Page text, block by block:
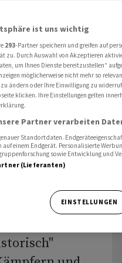
Nacht im Überblick
- Die
Selenskyj hat
der
ist uns wichtig
293-Partner speichern und greifen auf
zu. Durch Auswahl von Akzeptieren
um Ihnen Dienste bereitzustellen“
möglicherweise nicht mehr so
ändern oder Ihre Einwilligung zu
klicken. Ihre Einstellungen gelten
Partner verarbeiten
Standortdaten.
einem Endgerät. Personalisierte
sowie Entwicklung und
(Lieferanten)
EINSTELLUNGEN